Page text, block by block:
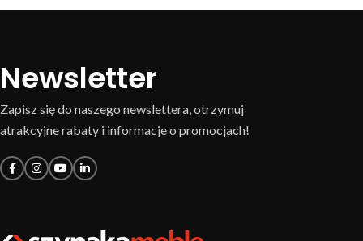
Newsletter
Zapisz się do naszego newslettera, otrzymuj
atrakcyjne rabaty i informacje o promocjach!